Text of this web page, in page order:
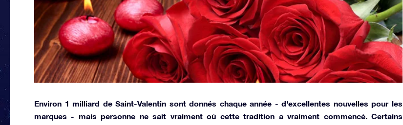
Environ 1 milliard de Saint-Valentin sont donnés chaque année - d'excellentes nouvelles pour les
marques - mais personne ne sait vraiment où cette tradition a vraiment commencé. Certains